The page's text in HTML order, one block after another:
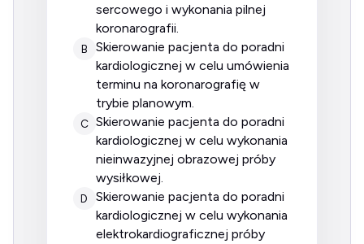
sercowego i wykonania pilnej
koronarografii.
B
Skierowanie pacjenta do poradni
kardiologicznej w celu umówienia
terminu na koronarografię w
trybie planowym.
C Skierowanie pacjenta do poradni
kardiologicznej w celu wykonania
nieinwazyjnej obrazowej próby
wysiłkowej.
D
Skierowanie pacjenta do poradni
kardiologicznej w celu wykonania
elektrokardiograficznej próby